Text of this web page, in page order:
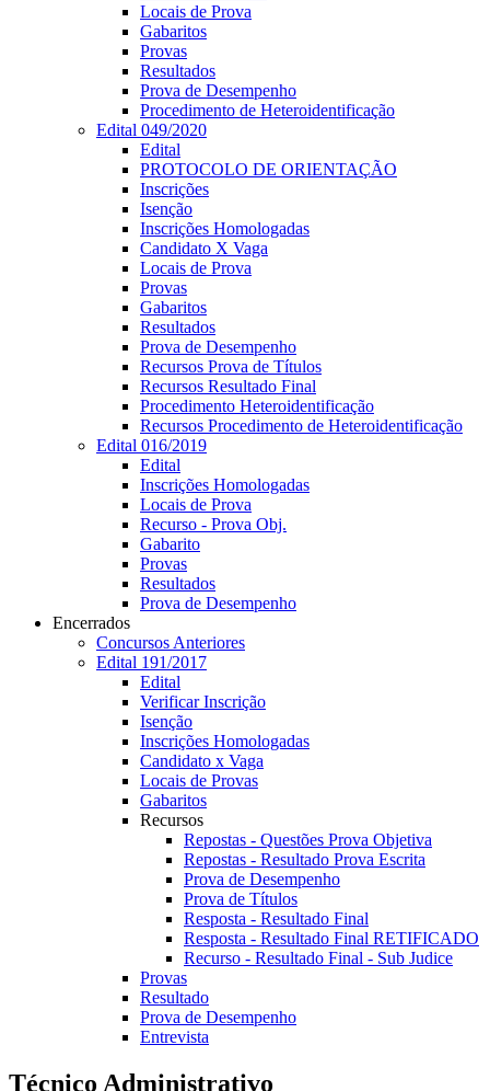
Locais de Prova
Gabaritos
Provas
Resultados
Prova de Desempenho
Procedimento de Heteroidentificação
Edital 049/2020
Edital
PROTOCOLO DE ORIENTAÇÃO
Inscrições
Isenção
Inscrições Homologadas
Candidato X Vaga
Locais de Prova
Provas
Gabaritos
Resultados
Prova de Desempenho
Recursos Prova de Títulos
Recursos Resultado Final
Procedimento Heteroidentificação
Recursos Procedimento de Heteroidentificação
Edital 016/2019
Edital
Inscrições Homologadas
Locais de Prova
Recurso - Prova Obj.
Gabarito
Provas
Resultados
Prova de Desempenho
Encerrados
Concursos Anteriores
Edital 191/2017
Edital
Verificar Inscrição
Isenção
Inscrições Homologadas
Candidato x Vaga
Locais de Provas
Gabaritos
Recursos
Repostas - Questões Prova Objetiva
Repostas - Resultado Prova Escrita
Prova de Desempenho
Prova de Títulos
Resposta - Resultado Final
Resposta - Resultado Final RETIFICADO
Recurso - Resultado Final - Sub Judice
Provas
Resultado
Prova de Desempenho
Entrevista
Técnico Administrativo